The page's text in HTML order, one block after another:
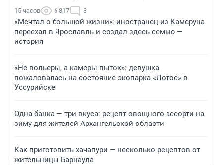
15 часов 6 817 3
«Мечтал о большой жизни»: иностранец из Камеруна
переехал в Ярославль и создал здесь семью —
история
«Не вольеры, а камеры пыток»: девушка
пожаловалась на состояние экопарка «Лотос» в
Уссурийске
Одна банка — три вкуса: рецепт овощного ассорти на
зиму для жителей Архангельской области
Как приготовить хачапури — несколько рецептов от
жительницы Барнаула